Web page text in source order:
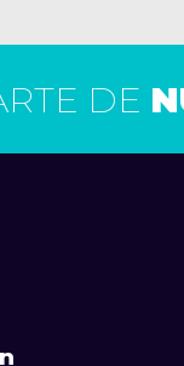
DE